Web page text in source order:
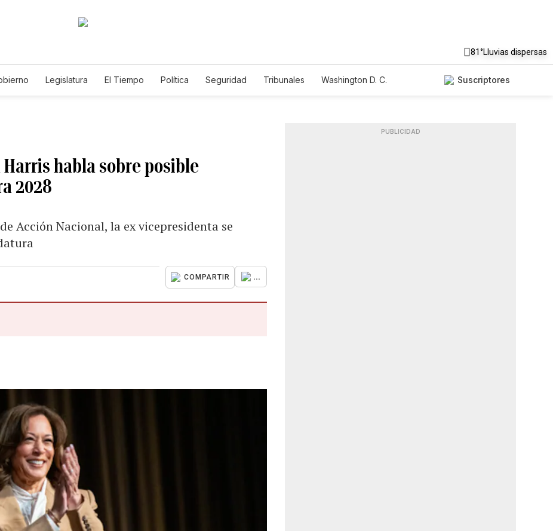
81°Lluvias dispersas
Legislatura El Tiempo Política Seguridad Tribunales
Washington D. C.
Suscriptores
Harris habla sobre posible
2028
Acción Nacional, la ex vicepresidenta se
COMPARTIR ...
PUBLICIDAD